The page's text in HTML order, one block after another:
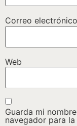
Correo electrónico
Web
Guarda mi
navegador para